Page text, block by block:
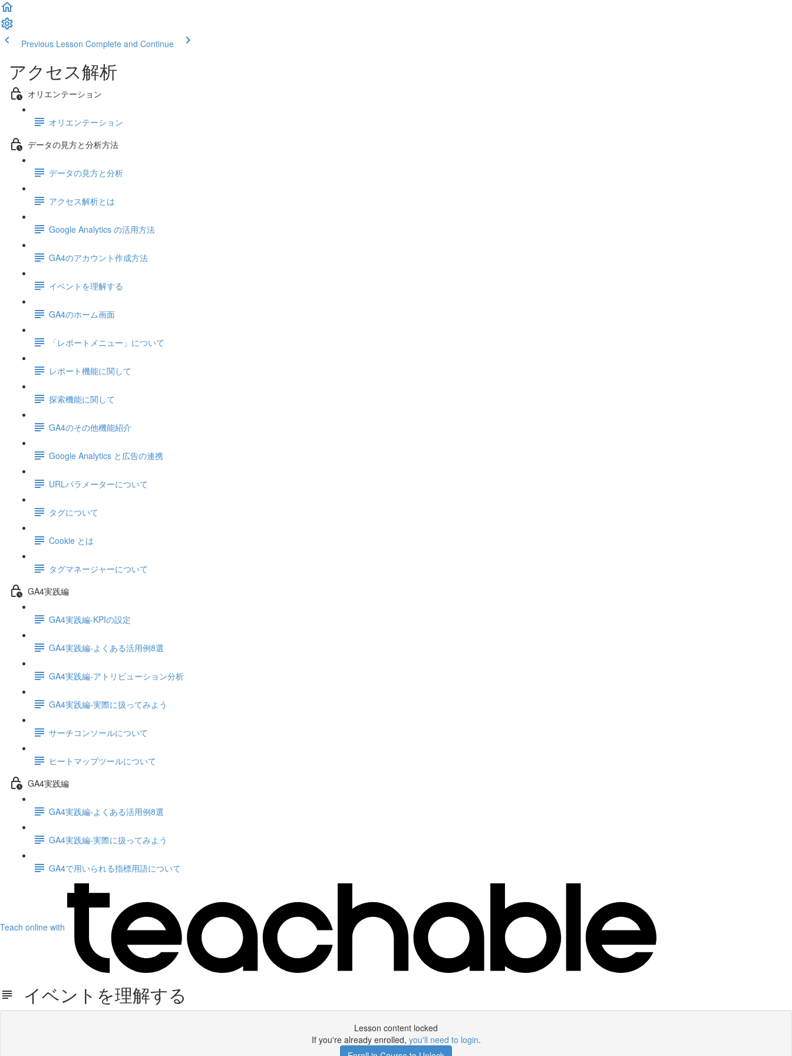
Previous Lesson Complete and Continue
アクセス解析
オリエンテーション
オリエンテーション
データの見方と分析方法
データの見方と分析
アクセス解析とは
Google Analytics の活用方法
GA4のアカウント作成方法
イベントを理解する
GA4のホーム画面
「レポートメニュー」について
レポート機能に関して
探索機能に関して
GA4のその他機能紹介
Google Analytics と広告の連携
URLパラメーターについて
タグについて
Cookie とは
タグマネージャーについて
GA4実践編
GA4実践編-KPIの設定
GA4実践編-よくある活用例8選
GA4実践編-アトリビューション分析
GA4実践編-実際に扱ってみよう
サーチコンソールについて
ヒートマップツールについて
GA4実践編
GA4実践編-よくある活用例8選
GA4実践編-実際に扱ってみよう
GA4で用いられる指標用語について
Teach online with
イベントを理解する
Lesson content locked
If you're already enrolled, you'll need to login.